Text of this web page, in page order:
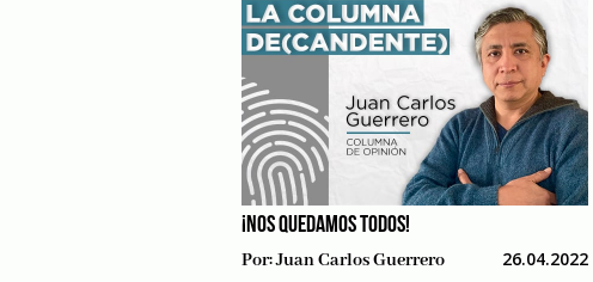
¡NOS QUEDAMOS TODOS!
Por:Juan Carlos Guerrero 26.04.2022